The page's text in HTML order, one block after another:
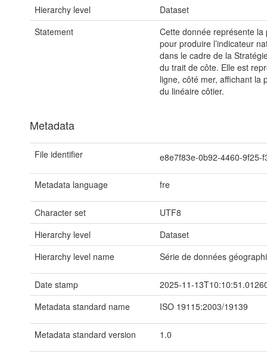
Hierarchy level
Dataset
Statement
Cette donnée représente
pour produire l’indicateur
dans le cadre de la
du trait de côte. Elle est
ligne, côté mer, affichant la
du linéaire côtier.
Metadata
File identifier e8e7f83e-0b92-4460-9f25-
Metadata language fre
Character set
UTF8
Hierarchy level
Dataset
Hierarchy level name
Série de données
Date stamp
2025-11-
Metadata standard name
ISO 19115:2003/19139
Metadata standard version 1.0